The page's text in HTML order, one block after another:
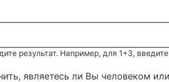
результат. Например, для 1+3,
являетесь ли Вы человеком